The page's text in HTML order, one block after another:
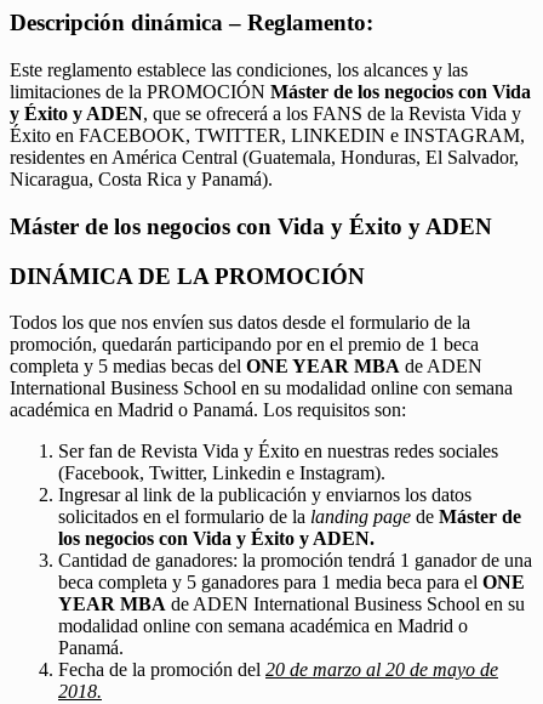
Descripción dinámica – Reglamento:
Este reglamento establece las condiciones, los alcances y las
limitaciones de la PROMOCIÓN Máster de los negocios con Vida
y Éxito y ADEN, que se ofrecerá a los FANS de la Revista Vida y
Éxito en FACEBOOK, TWITTER, LINKEDIN e INSTAGRAM,
residentes en América Central (Guatemala, Honduras, El Salvador,
Nicaragua, Costa Rica y Panamá).
Máster de los negocios con Vida y Éxito y ADEN
DINÁMICA DE LA PROMOCIÓN
Todos los que nos envíen sus datos desde el formulario de la
promoción, quedarán participando por en el premio de 1 beca
completa y 5 medias becas del ONE YEAR MBA de ADEN
International Business School en su modalidad online con semana
académica en Madrid o Panamá. Los requisitos son:
Ser fan de Revista Vida y Éxito en nuestras redes sociales
(Facebook, Twitter, Linkedin e Instagram).
Ingresar al link de la publicación y enviarnos los datos
solicitados en el formulario de la landing page de Máster de
los negocios con Vida y Éxito y ADEN.
Cantidad de ganadores: la promoción tendrá 1 ganador de una
beca completa y 5 ganadores para 1 media beca para el ONE
YEAR MBA de ADEN International Business School en su
modalidad online con semana académica en Madrid o
Panamá.
Fecha de la promoción del 20 de marzo al 20 de mayo de
2018.